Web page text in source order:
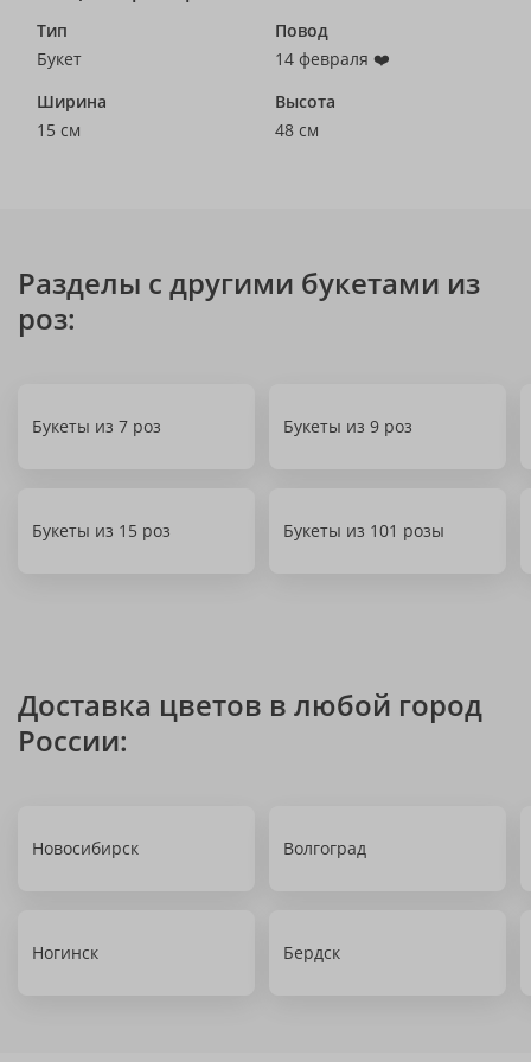
Тип
Букет
Повод
14 февраля ❤️
Ширина
15 см
Высота
48 см
Разделы с другими букетами из
роз:
Букеты из 7 роз Букеты из 9 роз
Букеты из 15 роз Букеты из 101 розы
Доставка цветов в любой город
России:
Новосибирск Волгоград
Ногинск Бердск